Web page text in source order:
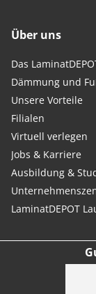
Über uns
Das
Dämmung und
Unsere Vorteile
Filialen
Virtuell verlegen
Jobs & Karriere
Ausbildung &
LaminatDEPOT